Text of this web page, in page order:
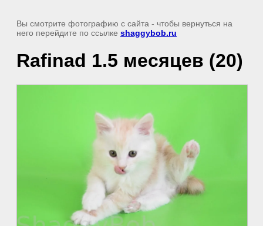
Вы смотрите фотографию с сайта - чтобы вернуться на
него перейдите по ссылке shaggybob.ru
Rafinad 1.5 месяцев (20)